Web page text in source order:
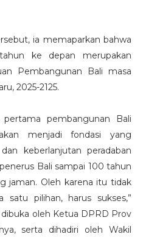
ia memaparkan bahwa
ke depan merupakan
Pembangunan Bali masa
2025-2125.
pertama pembangunan Bali
menjadi fondasi yang
keberlanjutan peradaban
Bali sampai 100 tahun
jaman. Oleh karena itu tidak
satu pilihan, harus sukses,”
oleh Ketua DPRD Prov
serta dihadiri oleh Wakil